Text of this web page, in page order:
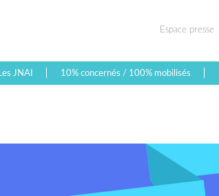
Espace presse
Les JNAI 10% concernés / 100% mobilisés